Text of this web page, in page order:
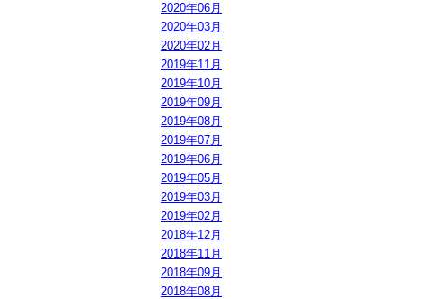
2020年06月
2020年03月
2020年02月
2019年11月
2019年10月
2019年09月
2019年08月
2019年07月
2019年06月
2019年05月
2019年03月
2019年02月
2018年12月
2018年11月
2018年09月
2018年08月